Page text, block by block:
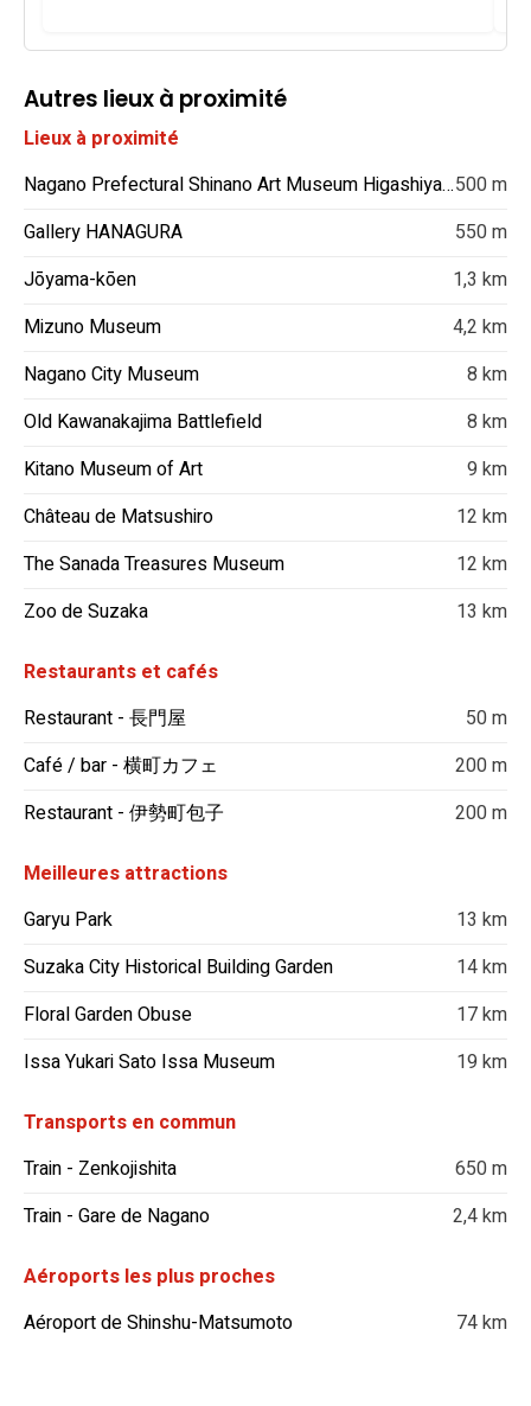
Autres lieux à proximité
Lieux à proximité
Nagano Prefectural Shinano Art Museum Higashiyama Kaii Gallery500 m
Gallery HANAGURA
550 m
Jōyama-kōen
1,3 km
Mizuno Museum
4,2 km
Nagano City Museum
8 km
Old Kawanakajima Battlefield
8 km
Kitano Museum of Art
9 km
Château de Matsushiro
12 km
The Sanada Treasures Museum
12 km
Zoo de Suzaka
13 km
Restaurants et cafés
Restaurant - 長門屋
50 m
Café / bar - 横町カフェ
200 m
Restaurant - 伊勢町包子
200 m
Meilleures attractions
Garyu Park
13 km
Suzaka City Historical Building Garden
14 km
Floral Garden Obuse
17 km
Issa Yukari Sato Issa Museum
19 km
Transports en commun
Train - Zenkojishita
650 m
Train - Gare de Nagano
2,4 km
Aéroports les plus proches
Aéroport de Shinshu-Matsumoto
74 km